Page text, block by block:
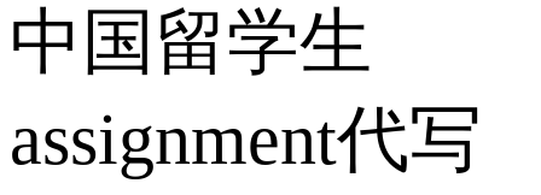
中国留学生
assignment代写